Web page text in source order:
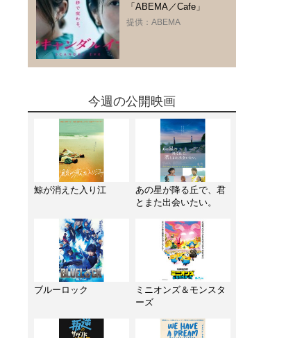
「ABEMA／Cafe」
提供：ABEMA
今週の公開映画
鯨が消えた入り江
あの星が降る丘で、君
とまた出会いたい。
ブルーロック
ミニオンズ＆モンスタ
ーズ